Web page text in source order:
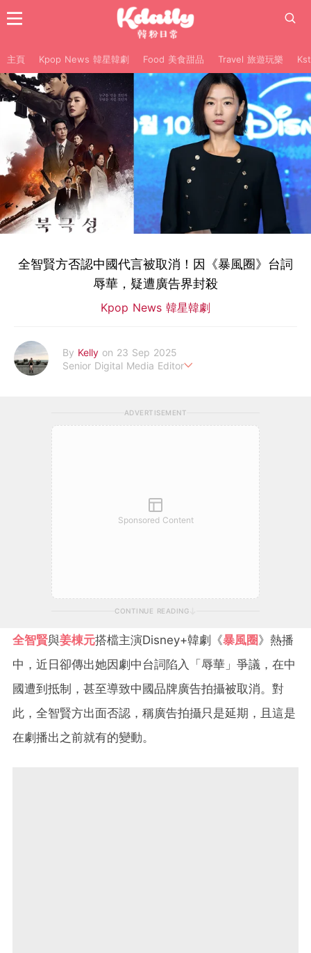
主頁 Kpop News 韓星韓劇 Food 美食甜品 Travel 旅遊玩樂
全智賢方否認中國代言被取消！因《暴風圈》台詞
辱華，疑遭廣告界封殺
Kpop News 韓星韓劇
By Kelly on 23 Sep 2025
Senior Digital Media Editor
ADVERTISEMENT
Sponsored Content
CONTINUE READING
全智賢與姜棟元搭檔主演Disney+韓劇《暴風圈》熱播
中，近日卻傳出她因劇中台詞陷入「辱華」爭議，在中
國遭到抵制，甚至導致中國品牌廣告拍攝被取消。對
此，全智賢方出面否認，稱廣告拍攝只是延期，且這是
在劇播出之前就有的變動。